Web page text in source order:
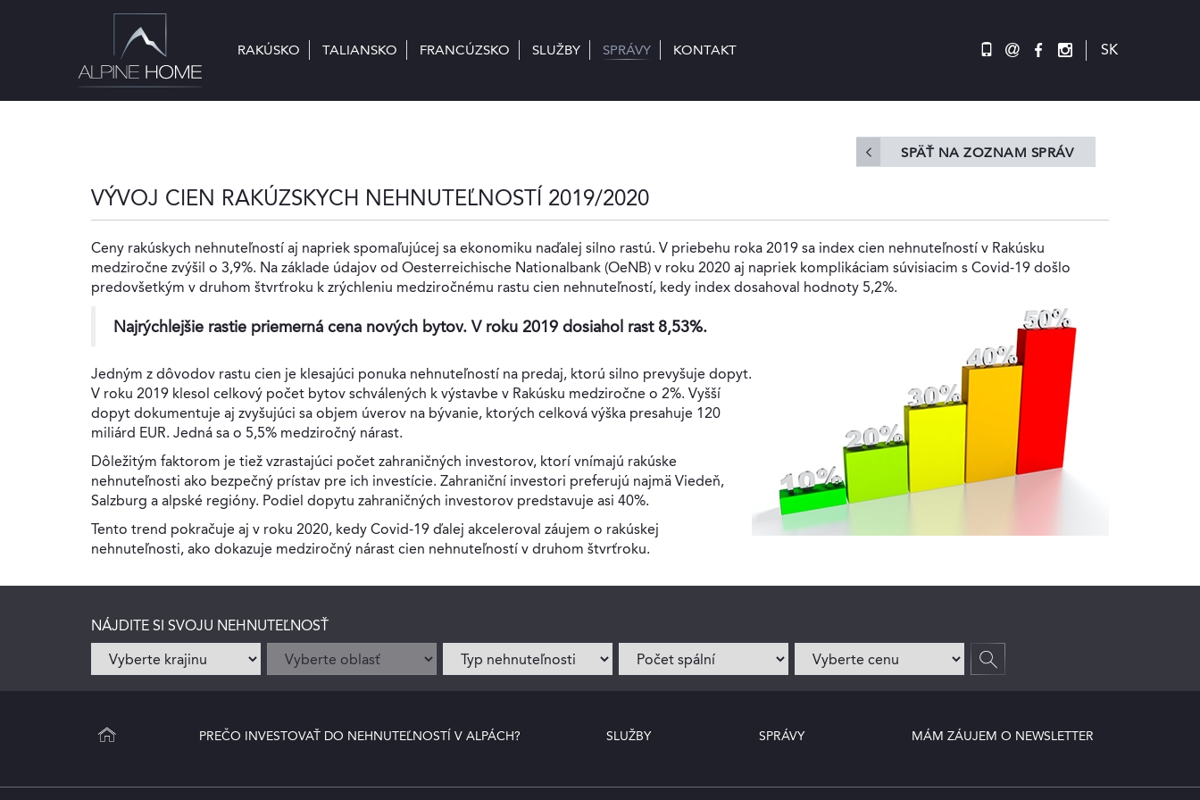
RAKÚSKO TALIANSKO FRANCÚZSKO SLUŽBY SPRÁVY KONTAKT @ SK
RAKÚSKO TALIANSKO FRANCÚZSKO SLUŽBY SPRÁVY KONTAKT
SPÄŤ NA ZOZNAM SPRÁV
VÝVOJ CIEN RAKÚZSKYCH NEHNUTEĽNOSTÍ 2019/2020
Ceny rakúskych nehnuteľností aj napriek spomaľujúcej sa ekonomiku naďalej silno rastú. V priebehu roka 2019 sa index cien nehnuteľností v Rakúsku
medziročne zvýšil o 3,9%. Na základe údajov od Oesterreichische Nationalbank (OeNB) v roku 2020 aj napriek komplikáciam súvisiacim s Covid-19 došlo
predovšetkým v druhom štvrťroku k zrýchleniu medziročnému rastu cien nehnuteľností, kedy index dosahoval hodnoty 5,2%.
Najrýchlejšie rastie priemerná cena nových bytov. V roku 2019 dosiahol rast 8,53%.
Jedným z dôvodov rastu cien je klesajúci ponuka nehnuteľností na predaj, ktorú silno prevyšuje dopyt.
V roku 2019 klesol celkový počet bytov schválených k výstavbe v Rakúsku medziročne o 2%. Vyšší
dopyt dokumentuje aj zvyšujúci sa objem úverov na bývanie, ktorých celková výška presahuje 120
miliárd EUR. Jedná sa o 5,5% medziročný nárast.
Dôležitým faktorom je tiež vzrastajúci počet zahraničných investorov, ktorí vnímajú rakúske
nehnuteľnosti ako bezpečný prístav pre ich investície. Zahraniční investori preferujú najmä Viedeň,
Salzburg a alpské regióny. Podiel dopytu zahraničných investorov predstavuje asi 40%.
Tento trend pokračuje aj v roku 2020, kedy Covid-19 ďalej akceleroval záujem o rakúskej
nehnuteľnosti, ako dokazuje medziročný nárast cien nehnuteľností v druhom štvrťroku.
NÁJDITE SI SVOJU NEHNUTEĽNOSŤ
PREČO INVESTOVAŤ DO NEHNUTEĽNOSTÍ V ALPÁCH? SLUŽBY SPRÁVY MÁM ZÁUJEM O NEWSLETTER